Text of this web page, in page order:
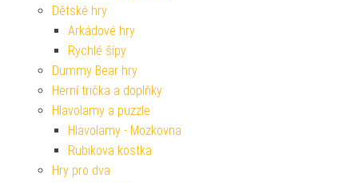
Dětské hry
Arkádové hry
Rychlé šípy
Dummy Bear hry
Herní trička a doplňky
Hlavolamy a puzzle
Hlavolamy - Mozkovna
Rubikova kostka
Hry pro dva